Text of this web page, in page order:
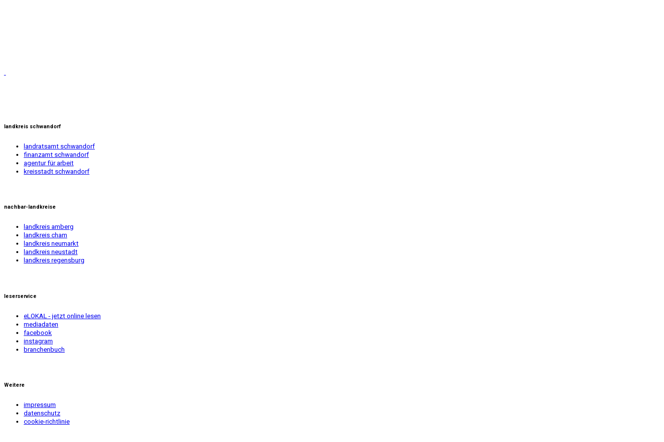
landkreis schwandorf
landratsamt schwandorf
finanzamt schwandorf
agentur für arbeit
kreisstadt schwandorf
nachbar-landkreise
landkreis amberg
landkreis cham
landkreis neumarkt
landkreis neustadt
landkreis regensburg
leserservice
eLOKAL - jetzt online lesen
mediadaten
facebook
instagram
branchenbuch
Weitere
impressum
datenschutz
cookie-richtlinie